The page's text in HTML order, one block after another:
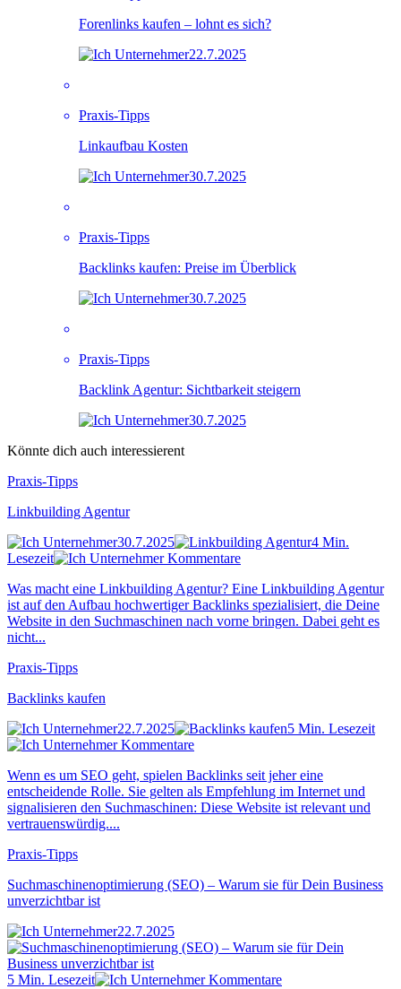
Forenlinks kaufen – lohnt es sich?
22.7.2025
Praxis-Tipps
Linkaufbau Kosten
30.7.2025
Praxis-Tipps
Backlinks kaufen: Preise im Überblick
30.7.2025
Praxis-Tipps
Backlink Agentur: Sichtbarkeit steigern
30.7.2025
Könnte dich auch interessierent
Praxis-Tipps
Linkbuilding Agentur
30.7.2025
4 Min.
Lesezeit
Kommentare
Was macht eine Linkbuilding Agentur? Eine Linkbuilding Agentur
ist auf den Aufbau hochwertiger Backlinks spezialisiert, die Deine
Website in den Suchmaschinen nach vorne bringen. Dabei geht es
nicht...
Praxis-Tipps
Backlinks kaufen
22.7.2025
5 Min. Lesezeit
Kommentare
Wenn es um SEO geht, spielen Backlinks seit jeher eine
entscheidende Rolle. Sie gelten als Empfehlung im Internet und
signalisieren den Suchmaschinen: Diese Website ist relevant und
vertrauenswürdig....
Praxis-Tipps
Suchmaschinenoptimierung (SEO) – Warum sie für Dein Business
unverzichtbar ist
22.7.2025
5 Min. Lesezeit
Kommentare